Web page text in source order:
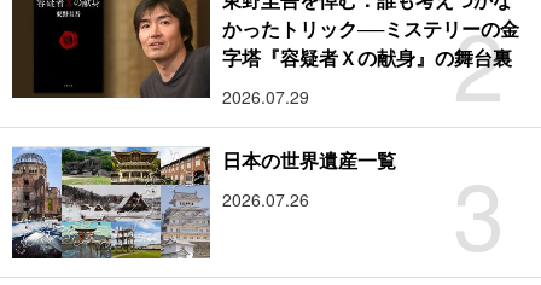
2
かったトリック──ミステリーの金
字塔『容疑者Ｘの献身』の舞台裏
2026.07.29
3
日本の世界遺産一覧
2026.07.26